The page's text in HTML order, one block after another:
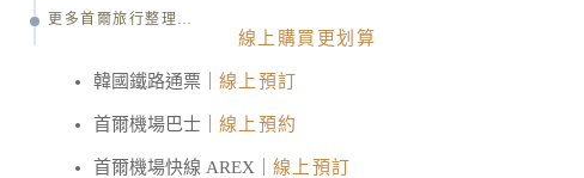
線上購買更划算
韓國鐵路通票｜ 線上預訂
首爾機場巴士｜ 線上預約
首爾機場快線 AREX｜ 線上預訂
更多首爾旅行整理…